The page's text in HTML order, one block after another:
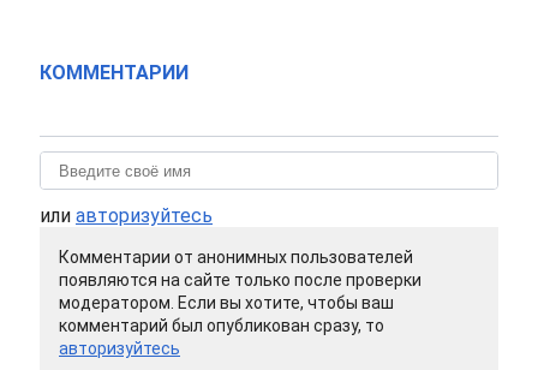
КОММЕНТАРИИ
или авторизуйтесь
Комментарии от анонимных пользователей
появляются на сайте только после проверки
модератором. Если вы хотите, чтобы ваш
комментарий был опубликован сразу, то
авторизуйтесь